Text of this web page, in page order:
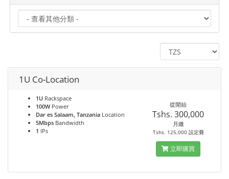
1U Co-Location
1U Rackspace
100WPower
Dar es Salaam, Tanzania Location
5Mbps Bandwidth
1 IPs
從開始
Tshs. 300,000
月繳
Tshs. 125,000 設定費
立即購買